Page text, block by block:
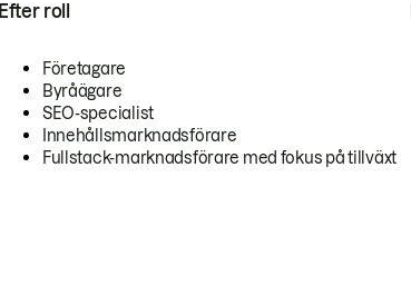
Efter roll
Företagare
Byråägare
SEO-specialist
Innehållsmarknadsförare
Fullstack-marknadsförare med fokus på tillväxt